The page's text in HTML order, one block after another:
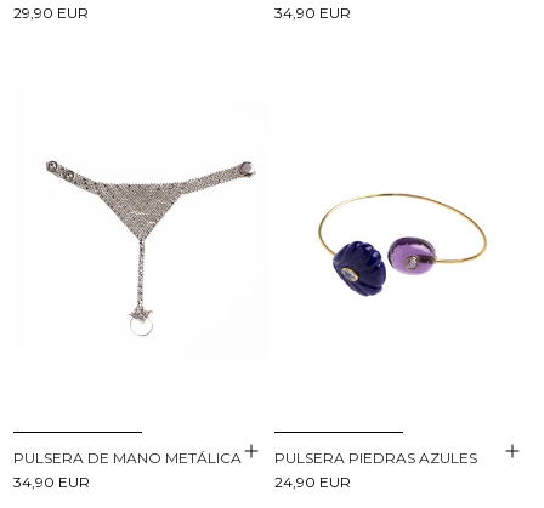
29,90 EUR
34,90 EUR
PULSERA DE MANO METÁLICA
34,90 EUR
PULSERA PIEDRAS AZULES
24,90 EUR